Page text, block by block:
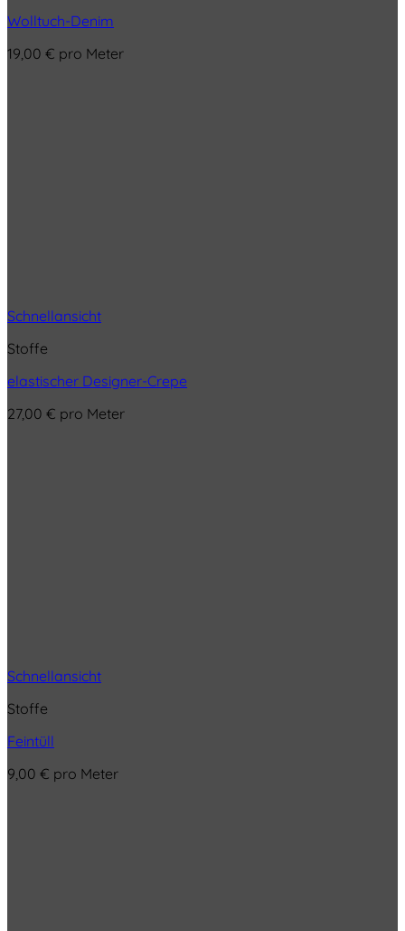
Wolltuch-Denim
19,00 € pro Meter
Schnellansicht
Stoffe
elastischer Designer-Crepe
27,00 € pro Meter
Schnellansicht
Stoffe
Feintüll
9,00 € pro Meter